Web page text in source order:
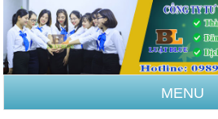
MENU